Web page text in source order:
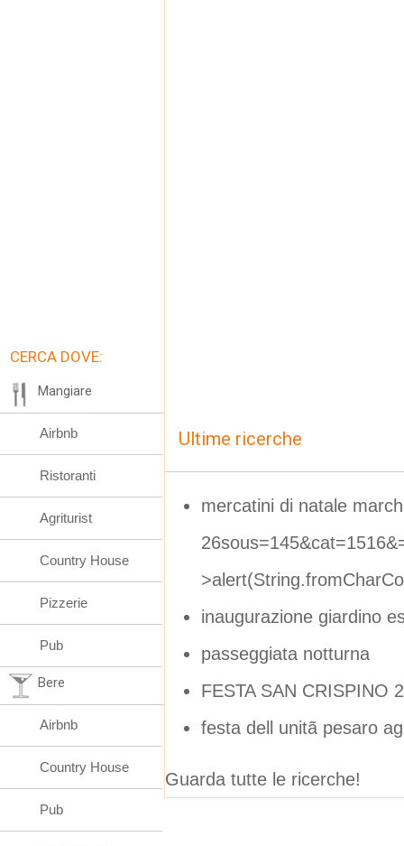
Ultime ricerche
mercatini di natale
inaugurazione giardino
passeggiata notturna
FESTA SAN CRISPINO
festa dell unitã pesaro
Guarda tutte le ricerche!
CERCA DOVE:
Mangiare
Airbnb
Ristoranti
Agriturist
Country House
Pizzerie
Pub
Bere
Airbnb
Country House
Pub